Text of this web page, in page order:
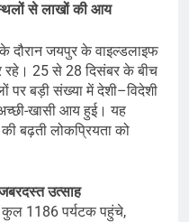
स्थलों से लाखों की आय
दौरान जयपुर के वाइल्डलाइफ
रहे। 25 से 28 दिसंबर के बीच
पर बड़ी संख्या में देशी–विदेशी
खासी आय हुई। यह
बढ़ती लोकप्रियता को
उत्साह
कुल 1186 पर्यटक पहुंचे,